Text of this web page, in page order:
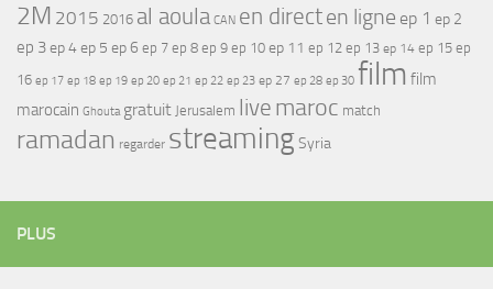
2M 2015 2016 al aoula CAN en directen ligne ep 1 ep 2
ep 3ep 4ep 5 ep 6 ep 7 ep 8 ep 9 ep 10 ep 11 ep 12 ep 13 ep 14 ep 15 ep
16 ep 17 ep 18 ep 19 ep 20 ep 21 ep 22 ep 23 ep 27 ep 28 ep 30 film film
marocain Ghouta gratuit Jerusalem live maroc match
ramadan regarder streamingSyria
PLUS